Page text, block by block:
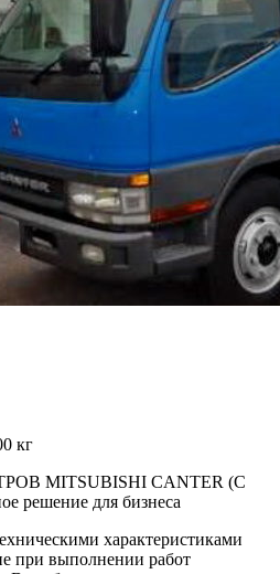
кг
MITSUBISHI CANTER (С
для бизнеса
характеристиками
при выполнении работ